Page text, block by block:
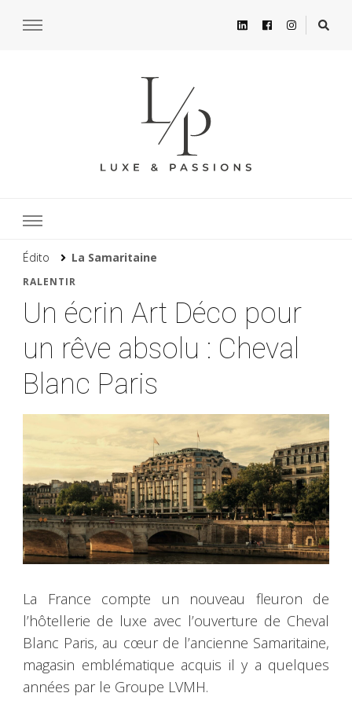
Édito La Samaritaine
RALENTIR
Un écrin Art Déco pour
un rêve absolu : Cheval
Blanc Paris
La France compte un nouveau fleuron de
l’hôtellerie de luxe avec l’ouverture de Cheval
Blanc Paris, au cœur de l’ancienne Samaritaine,
magasin emblématique acquis il y a quelques
années par le Groupe LVMH.